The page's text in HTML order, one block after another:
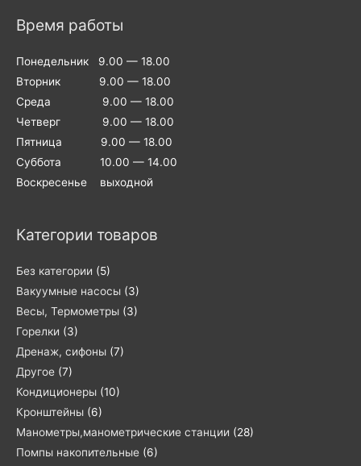
Время работы
Понедельник 9.00 — 18.00
Вторник 9.00 — 18.00
Среда 9.00 — 18.00
Четверг 9.00 — 18.00
Пятница 9.00 — 18.00
Суббота 10.00 — 14.00
Воскресенье выходной
Категории товаров
Без категории (5)
Вакуумные насосы (3)
Весы, Термометры (3)
Горелки (3)
Дренаж, сифоны (7)
Другое (7)
Кондиционеры (10)
Кронштейны (6)
Манометры,манометрические станции (28)
Помпы накопительные (6)